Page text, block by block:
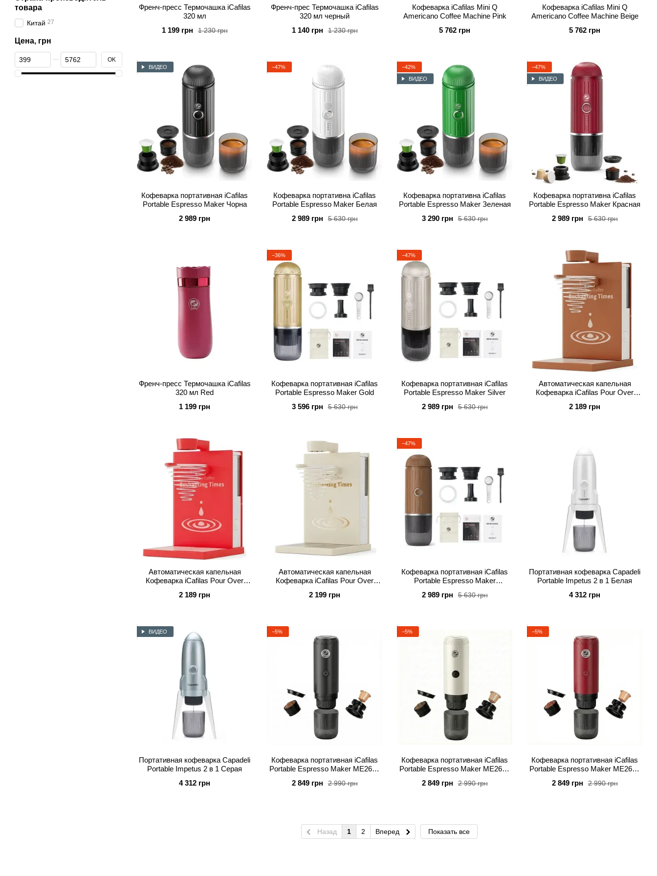
Френч-пресс Термочашка iCafilas
320 мл
1 230 грн
1 199 грн
Френч-прес Термочашка iCafilas
320 мл черный
1 230 грн
1 140 грн
Кофеварка iCafilas Mini Q
Americano Coffee Machine Pink
5 762 грн
Кофеварка iCafilas Mini Q
Americano Coffee Machine Beige
5 762 грн
ВИДЕО
Кофеварка портативная iCafilas
Portable Espresso Maker Чорна
2 989 грн
−47%
Кофеварка портативна iCafilas
Portable Espresso Maker Белая
5 630 грн
2 989 грн
−42%
ВИДЕО
Кофеварка портативна iCafilas
Portable Espresso Maker Зеленая
5 630 грн
3 290 грн
−47%
ВИДЕО
Кофеварка портативна iCafilas
Portable Espresso Maker Красная
5 630 грн
2 989 грн
Френч-пресс Термочашка iCafilas
320 мл Red
1 199 грн
−36%
Кофеварка портативная iCafilas
Portable Espresso Maker Gold
5 630 грн
3 596 грн
−47%
Кофеварка портативная iCafilas
Portable Espresso Maker Silver
5 630 грн
2 989 грн
Автоматическая капельная
Кофеварка iCafilas Pour Over
2 189 грн
Автоматическая капельная
Кофеварка iCafilas Pour Over
2 189 грн
Автоматическая капельная
Кофеварка iCafilas Pour Over
2 199 грн
−47%
Кофеварка портативная iCafilas
Portable Espresso Maker
5 630 грн
2 989 грн
Портативная кофеварка Capadeli
Portable Impetus 2 в 1 Белая
4 312 грн
ВИДЕО
Портативная кофеварка Capadeli
Portable Impetus 2 в 1 Серая
4 312 грн
−5%
Кофеварка портативная iCafilas
Portable Espresso Maker ME2604
2 990 грн
2 849 грн
−5%
Кофеварка портативная iCafilas
Portable Espresso Maker ME2604
2 990 грн
2 849 грн
−5%
Кофеварка портативная iCafilas
Portable Espresso Maker ME2604
2 990 грн
2 849 грн
Назад 1 2 Вперед Показать все
товара
Китай 27
Цена, грн
От Цена, грн
До Цена, грн OK